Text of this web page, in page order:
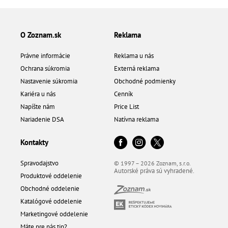
O Zoznam.sk
Právne informácie
Ochrana súkromia
Nastavenie súkromia
Kariéra u nás
Napíšte nám
Nariadenie DSA
Reklama
Reklama u nás
Externá reklama
Obchodné podmienky
Cenník
Price List
Natívna reklama
Kontakty
Spravodajstvo
Produktové oddelenie
Obchodné oddelenie
Katalógové oddelenie
Marketingové oddelenie
© 1997 – 2026 Zoznam, s.r.o.
Autorské práva sú vyhradené.